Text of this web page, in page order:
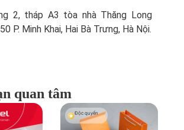
2, tháp A3 tòa nhà Thăng Long
P. Minh Khai, Hai Bà Trưng, Hà Nội.
quan tâm
Độc quyền